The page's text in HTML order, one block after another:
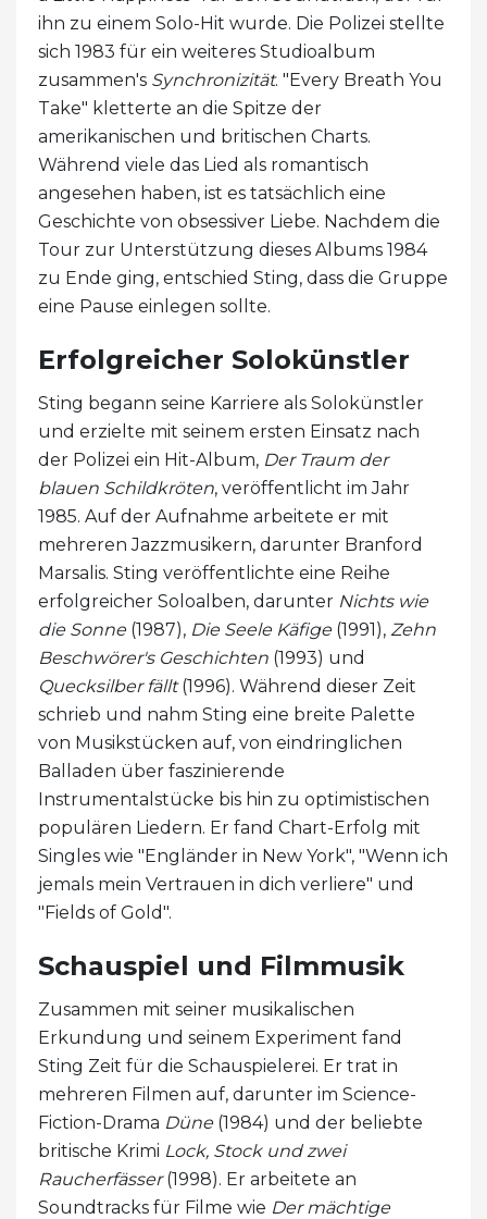
ihn zu einem Solo-Hit wurde. Die Polizei stellte
sich 1983 für ein weiteres Studioalbum
zusammen's Synchronizität. "Every Breath You
Take" kletterte an die Spitze der
amerikanischen und britischen Charts.
Während viele das Lied als romantisch
angesehen haben, ist es tatsächlich eine
Geschichte von obsessiver Liebe. Nachdem die
Tour zur Unterstützung dieses Albums 1984
zu Ende ging, entschied Sting, dass die Gruppe
eine Pause einlegen sollte.
Erfolgreicher Solokünstler
Sting begann seine Karriere als Solokünstler
und erzielte mit seinem ersten Einsatz nach
der Polizei ein Hit-Album, Der Traum der
blauen Schildkröten, veröffentlicht im Jahr
1985. Auf der Aufnahme arbeitete er mit
mehreren Jazzmusikern, darunter Branford
Marsalis. Sting veröffentlichte eine Reihe
erfolgreicher Soloalben, darunter Nichts wie
die Sonne(1987), Die Seele Käfige(1991), Zehn
Beschwörer's Geschichten (1993) und
Quecksilber fällt(1996). Während dieser Zeit
schrieb und nahm Sting eine breite Palette
von Musikstücken auf, von eindringlichen
Balladen über faszinierende
Instrumentalstücke bis hin zu optimistischen
populären Liedern. Er fand Chart-Erfolg mit
Singles wie "Engländer in New York", "Wenn ich
jemals mein Vertrauen in dich verliere" und
"Fields of Gold".
Schauspiel und Filmmusik
Zusammen mit seiner musikalischen
Erkundung und seinem Experiment fand
Sting Zeit für die Schauspielerei. Er trat in
mehreren Filmen auf, darunter im Science-
Fiction-Drama Düne(1984) und der beliebte
britische Krimi Lock, Stock und zwei
Raucherfässer(1998). Er arbeitete an
Soundtracks für Filme wie Der mächtige